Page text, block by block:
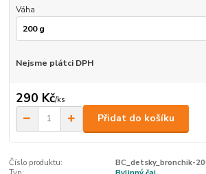
Váha
Nejsme plátci DPH
290 Kč/ks
Přidat do košíku
Číslo produktu:
BC_detsky_bronchik-